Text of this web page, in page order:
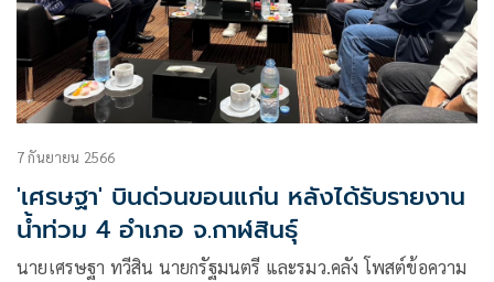
7 กันยายน 2566
'เศรษฐา' บินด่วนขอนแก่น หลังได้รับรายงาน
น้ำท่วม 4 อำเภอ จ.กาฬสินธุ์
นายเศรษฐา ทวีสิน นายกรัฐมนตรี และรมว.คลัง โพสต์ข้อความ